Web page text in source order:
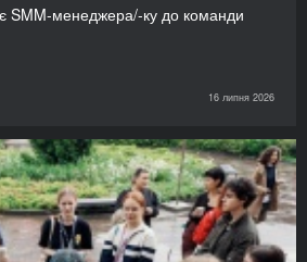
SMM-менеджера/-ку до команди
16 липня 2026